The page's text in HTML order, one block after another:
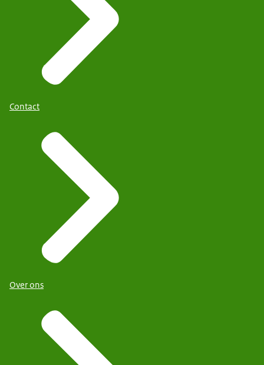
Contact
Over ons